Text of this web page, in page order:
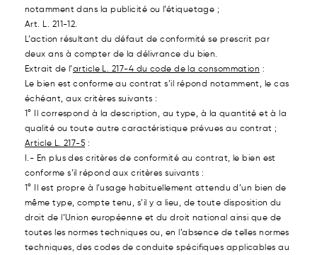
notamment dans la publicité ou l’étiquetage ;
Art. L. 211-12.
L’action résultant du défaut de conformité se prescrit par
deux ans à compter de la délivrance du bien.
Extrait de l’article L. 217-4 du code de la consommation :
Le bien est conforme au contrat s’il répond notamment, le cas
échéant, aux critères suivants :
1° Il correspond à la description, au type, à la quantité et à la
qualité ou toute autre caractéristique prévues au contrat ;
Article L. 217-5 :
I.- En plus des critères de conformité au contrat, le bien est
conforme s’il répond aux critères suivants :
1° Il est propre à l’usage habituellement attendu d’un bien de
même type, compte tenu, s’il y a lieu, de toute disposition du
droit de l’Union européenne et du droit national ainsi que de
toutes les normes techniques ou, en l’absence de telles normes
techniques, des codes de conduite spécifiques applicables au